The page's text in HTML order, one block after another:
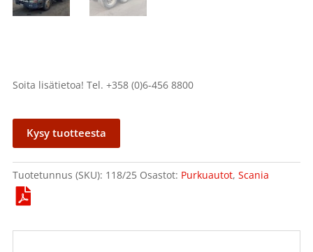
Soita lisätietoa! Tel. +358 (0)6-456 8800
Kysy tuotteesta
Tuotetunnus (SKU): 118/25 Osastot: Purkuautot, Scania